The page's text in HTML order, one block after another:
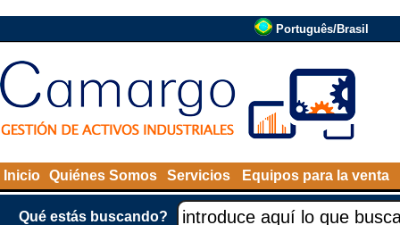
Português/Brasil
Inicio Quiénes Somos Servicios Equipos para la venta
Qué estás buscando?